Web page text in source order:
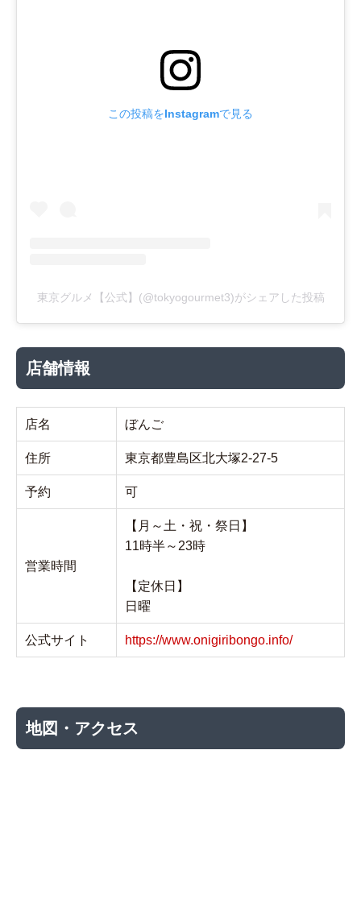
この投稿をInstagramで見る
東京グルメ【公式】(@tokyogourmet3)がシェアした投稿
店舗情報
店名 ぼんご
住所 東京都豊島区北大塚2-27-5
予約 可
営業時間
【月～土・祝・祭日】
11時半～23時
【定休日】
日曜
公式サイト https://www.onigiribongo.info/
地図・アクセス